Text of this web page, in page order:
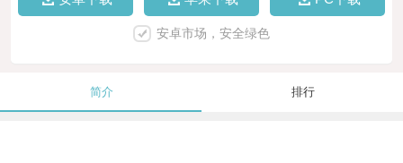
安卓市场，安全绿色
简介 排行